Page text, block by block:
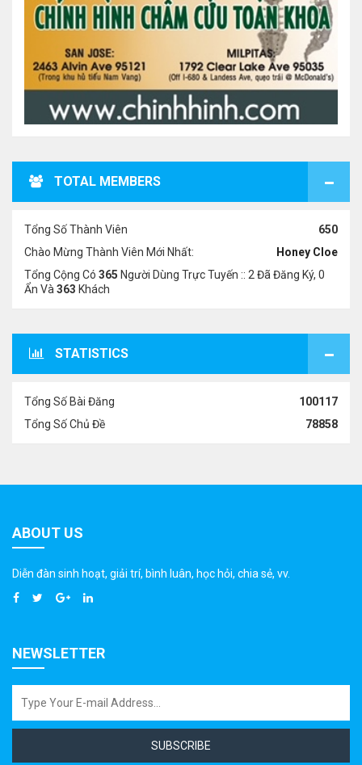
TOTAL MEMBERS
Tổng Số Thành Viên
650
Chào Mừng Thành Viên Mới Nhất:
Honey Cloe
Tổng Cộng Có 365 Người Dùng Trực Tuyến :: 2 Đã Đăng Ký, 0
Ẩn Và 363 Khách
STATISTICS
Tổng Số Bài Đăng
100117
Tổng Số Chủ Đề
78858
ABOUT US
Diễn đàn sinh hoạt, giải trí, bình luân, học hỏi, chia sẻ, vv.
NEWSLETTER
SUBSCRIBE